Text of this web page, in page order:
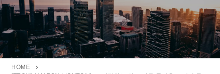
기
HOME